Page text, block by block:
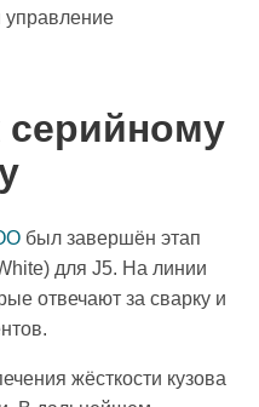
управление
серийному
был завершён этап
для J5. На линии
отвечают за сварку и
жёсткости кузова